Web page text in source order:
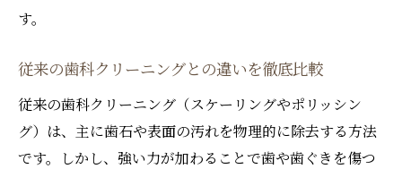
す。
従来の歯科クリーニングとの違いを徹底比較
従来の歯科クリーニング（スケーリングやポリッシン
グ）は、主に歯石や表面の汚れを物理的に除去する方法
です。しかし、強い力が加わることで歯や歯ぐきを傷つ